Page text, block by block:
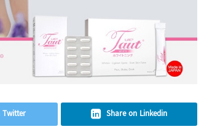
Twitter Share on Linkedin